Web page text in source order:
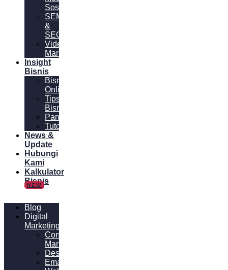
Sosial
SEM
&
SEO
Video
Marketing
Insight
Bisnis
Bisnis
Online
Tips
Bisnis
Panduan
Tutorial
News &
Update
Hubungi
Kami
Kalkulator
Bisnis
NEW
Blog
Digital
Marketing
Content
Marketing
Desain
Email